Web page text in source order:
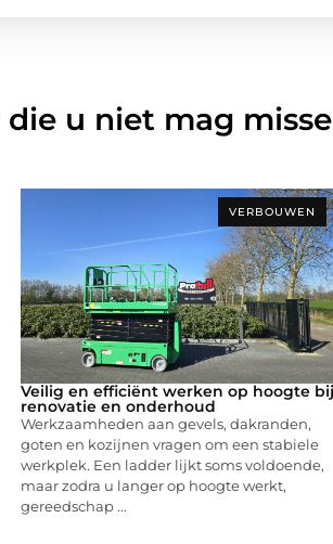
u niet mag
VERBOUWEN
Veilig en efficiënt werken op hoogte bij
renovatie en onderhoud
Werkzaamheden aan gevels, dakranden,
goten en kozijnen vragen om een stabiele
werkplek. Een ladder lijkt soms voldoende,
maar zodra u langer op hoogte werkt,
gereedschap ...